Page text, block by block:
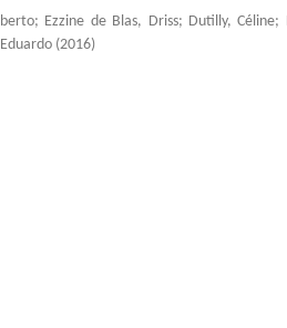
; Ezzine de Blas, Driss; Dutilly, Céline;
(2016)